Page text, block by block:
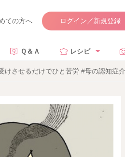
ての方へ ログイン／新規登録
Ｑ＆Ａ レシピ
させるだけでひと苦労 #母の認知症